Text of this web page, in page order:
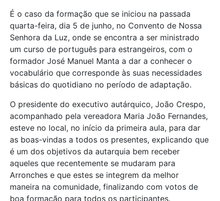
É o caso da formação que se iniciou na passada
quarta-feira, dia 5 de junho, no Convento de Nossa
Senhora da Luz, onde se encontra a ser ministrado
um curso de português para estrangeiros, com o
formador José Manuel Manta a dar a conhecer o
vocabulário que corresponde às suas necessidades
básicas do quotidiano no período de adaptação.
O presidente do executivo autárquico, João Crespo,
acompanhado pela vereadora Maria João Fernandes,
esteve no local, no início da primeira aula, para dar
as boas-vindas a todos os presentes, explicando que
é um dos objetivos da autarquia bem receber
aqueles que recentemente se mudaram para
Arronches e que estes se integrem da melhor
maneira na comunidade, finalizando com votos de
boa formação para todos os participantes.